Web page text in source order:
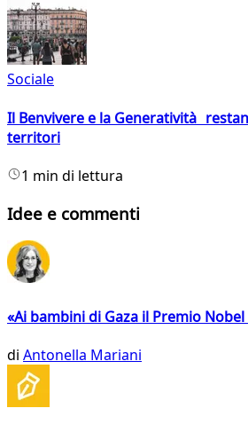
Sociale
Il Benvivere e la Generatività
territori
1 min di lettura
Idee e commenti
«Ai bambini di Gaza il Premio
di Antonella Mariani